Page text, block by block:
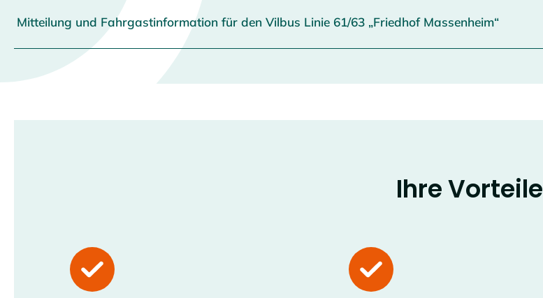
Mitteilung und Fahrgastinformation für den Vilbus Linie 61/63 „Friedhof Massenheim“
Ihre Vorteile